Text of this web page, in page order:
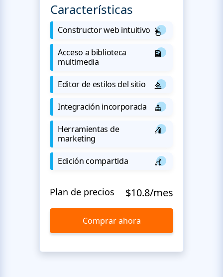
Características
Constructor web intuitivo
Acceso a biblioteca
multimedia
Editor de estilos del sitio
Integración incorporada
Herramientas de
marketing
Edición compartida
Plan de precios $10.8/mes
Comprar ahora